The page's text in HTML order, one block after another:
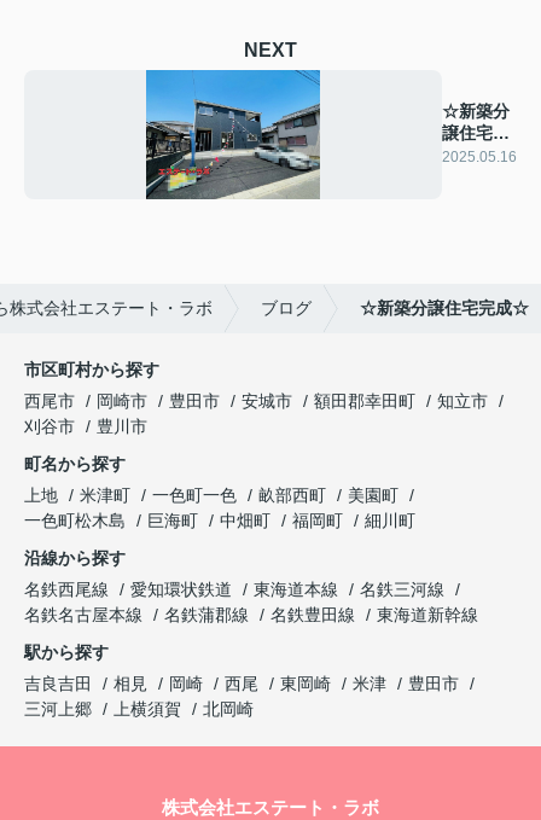
NEXT
☆新築分
譲住宅完
成☆
2025.05.16
株式会社エステート・ラボ ブログ ☆新築分譲住宅完成☆
市区町村から探す
西尾市
岡崎市 豊田市 安城市 額田郡幸田町
知立市
刈谷市
豊川市
町名から探す
上地
米津町 一色町一色 畝部西町
美園町
一色町松木島
巨海町 中畑町 福岡町
細川町
沿線から探す
名鉄西尾線
愛知環状鉄道 東海道本線
名鉄三河線
名鉄名古屋本線
名鉄蒲郡線 名鉄豊田線
東海道新幹線
駅から探す
吉良吉田
相見 岡崎 西尾 東岡崎 米津
豊田市
三河上郷
上横須賀 北岡崎
株式会社エステート・ラボ